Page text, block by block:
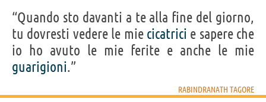
“Quando sto davanti a te alla fine del giorno,
tu dovresti vedere le mie cicatrici e sapere che
io ho avuto le mie ferite e anche le mie
guarigioni.”
RABINDRANATH TAGORE